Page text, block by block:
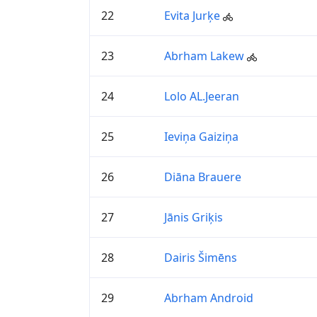
22 Evita Jurķe
23 Abrham Lakew
24 Lolo AL.Jeeran
25 Ieviņa Gaiziņa
26 Diāna Brauere
27 Jānis Griķis
28 Dairis Šimēns
29 Abrham Android